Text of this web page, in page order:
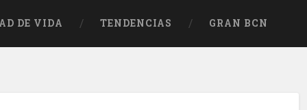
DE VIDA TENDENCIAS GRAN BCN